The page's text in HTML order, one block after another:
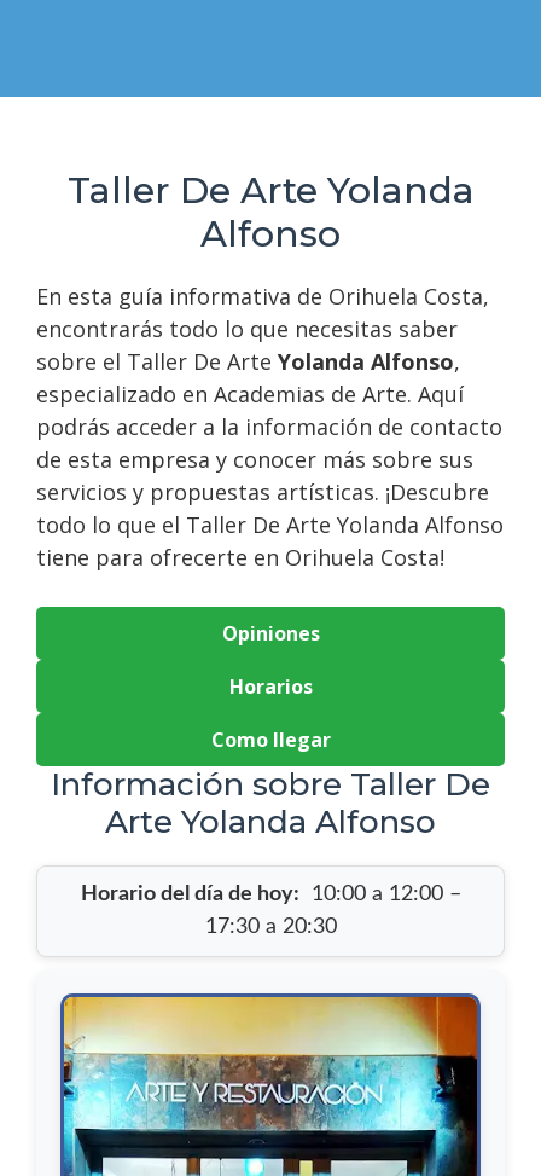
Taller De Arte Yolanda
Alfonso
En esta guía informativa de Orihuela Costa,
encontrarás todo lo que necesitas saber
sobre el Taller De Arte Yolanda Alfonso,
especializado en Academias de Arte. Aquí
podrás acceder a la información de contacto
de esta empresa y conocer más sobre sus
servicios y propuestas artísticas. ¡Descubre
todo lo que el Taller De Arte Yolanda Alfonso
tiene para ofrecerte en Orihuela Costa!
Opiniones
Horarios
Como llegar
Información sobre Taller De
Arte Yolanda Alfonso
Horario del día de hoy:
10:00 a 12:00 –
17:30 a 20:30